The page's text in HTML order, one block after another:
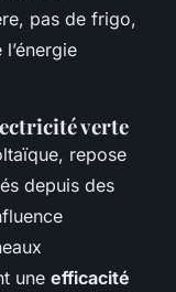
pas de frigo,
verte
repose
depuis des
une efficacité